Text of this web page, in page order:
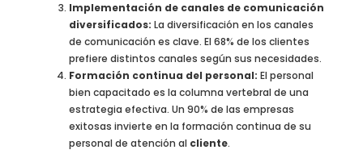
Implementación de canales de comunicación
diversificados: La diversificación en los canales
de comunicación es clave. El 68% de los clientes
prefiere distintos canales según sus necesidades.
Formación continua del personal: El personal
bien capacitado es la columna vertebral de una
estrategia efectiva. Un 90% de las empresas
exitosas invierte en la formación continua de su
personal de atención al cliente.